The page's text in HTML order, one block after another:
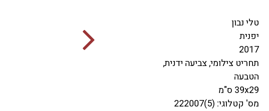
טלי נבון
יפנית
2017
תחריט צילומי, צביעה ידנית,
הטבעה
39x29 ס"מ
מס' קטלוגי: (5)222007